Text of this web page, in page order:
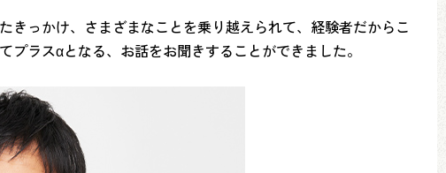
っかけ、さまざまなことを乗り越えられて、経験者だからこ
ラスαとなる、お話をお聞きすることができました。